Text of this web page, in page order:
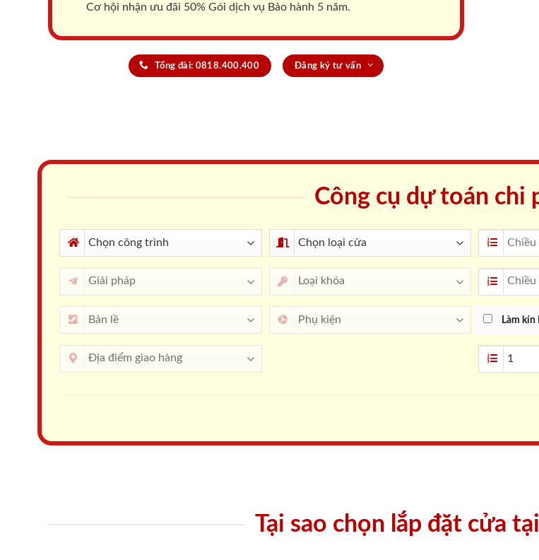
Cơ hội nhận ưu đãi 50% Gói dịch vụ Bảo hành 5 năm.
Tổng đài: 0818.400.400 Đăng ký tư vấn
Công cụ dự toán chi
Làm kín
Tại sao chọn lắp đặt cửa